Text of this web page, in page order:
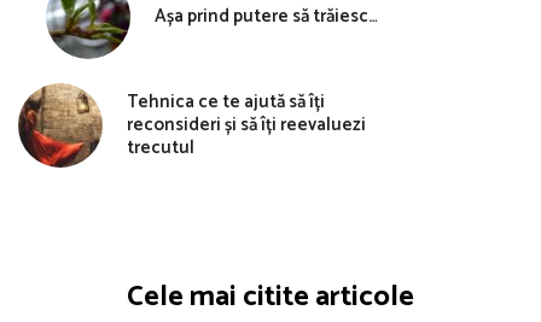
Așa prind putere să trăiesc…
Tehnica ce te ajută să îți
reconsideri și să îți reevaluezi
trecutul
Cele mai citite articole